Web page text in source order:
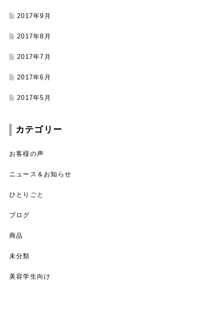
2017年9月
2017年8月
2017年7月
2017年6月
2017年5月
カテゴリー
お客様の声
ニュース＆お知らせ
ひとりごと
ブログ
商品
未分類
美容学生向け